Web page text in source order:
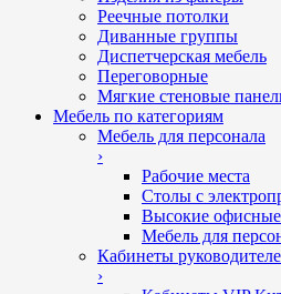
Реечные потолки
Диванные группы
Диспетчерская мебель
Переговорные
Мягкие стеновые
Мебель по категориям
Мебель для персонала
›
Рабочие места
Столы с
Высокие
Мебель для
Кабинеты
›